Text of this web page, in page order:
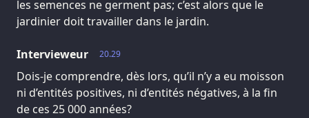
les semences ne germent pas; c’est alors que le
jardinier doit travailler dans le jardin.
20.29
Intervieweur
Dois-je comprendre, dès lors, qu’il n’y a eu moisson
ni d’entités positives, ni d’entités négatives, à la fin
de ces 25 000 années?